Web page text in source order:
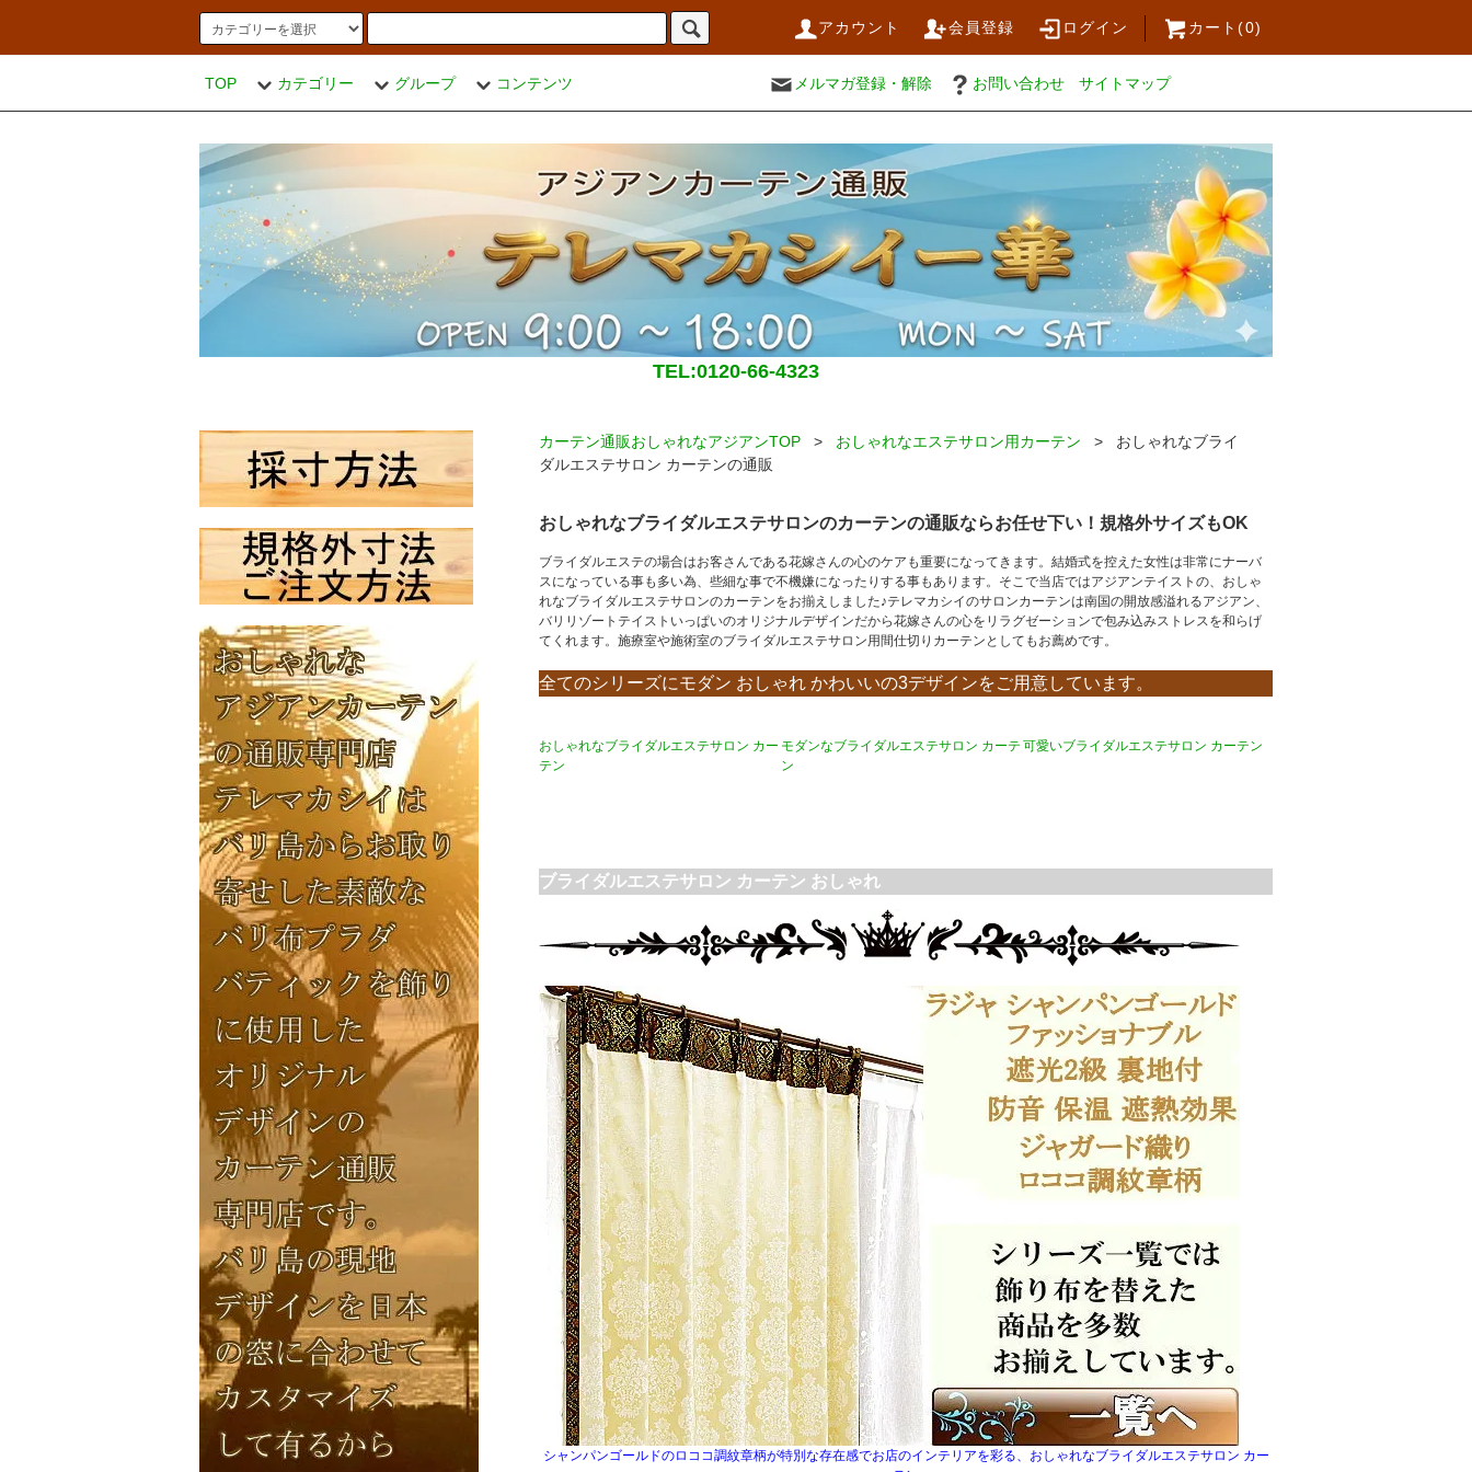
アカウント 会員登録 ログイン カート(0)
TOP カテゴリー グループ コンテンツ メルマガ登録・解除 お問い合わせ サイトマップ
TEL:0120-66-4323
カーテン通販おしゃれなアジアンTOP > おしゃれなエステサロン用カーテン > おしゃれなブライ
ダルエステサロン カーテンの通販
おしゃれなブライダルエステサロンのカーテンの通販ならお任せ下い！規格外サイズもOK
ブライダルエステの場合はお客さんである花嫁さんの心のケアも重要になってきます。結婚式を控えた女性は非常にナーバ
スになっている事も多い為、些細な事で不機嫌になったりする事もあります。そこで当店ではアジアンテイストの、おしゃ
れなブライダルエステサロンのカーテンをお揃えしました♪テレマカシイのサロンカーテンは南国の開放感溢れるアジアン、
バリリゾートテイストいっぱいのオリジナルデザインだから花嫁さんの心をリラグゼーションで包み込みストレスを和らげ
てくれます。施療室や施術室のブライダルエステサロン用間仕切りカーテンとしてもお薦めです。
全てのシリーズにモダン おしゃれ かわいいの3デザインをご用意しています。
おしゃれなブライダルエステサロン カー
テン
モダンなブライダルエステサロン カーテ
ン
可愛いブライダルエステサロン カーテン
ブライダルエステサロン カーテン おしゃれ
シャンパンゴールドのロココ調紋章柄が特別な存在感でお店のインテリアを彩る、おしゃれなブライダルエステサロン カー